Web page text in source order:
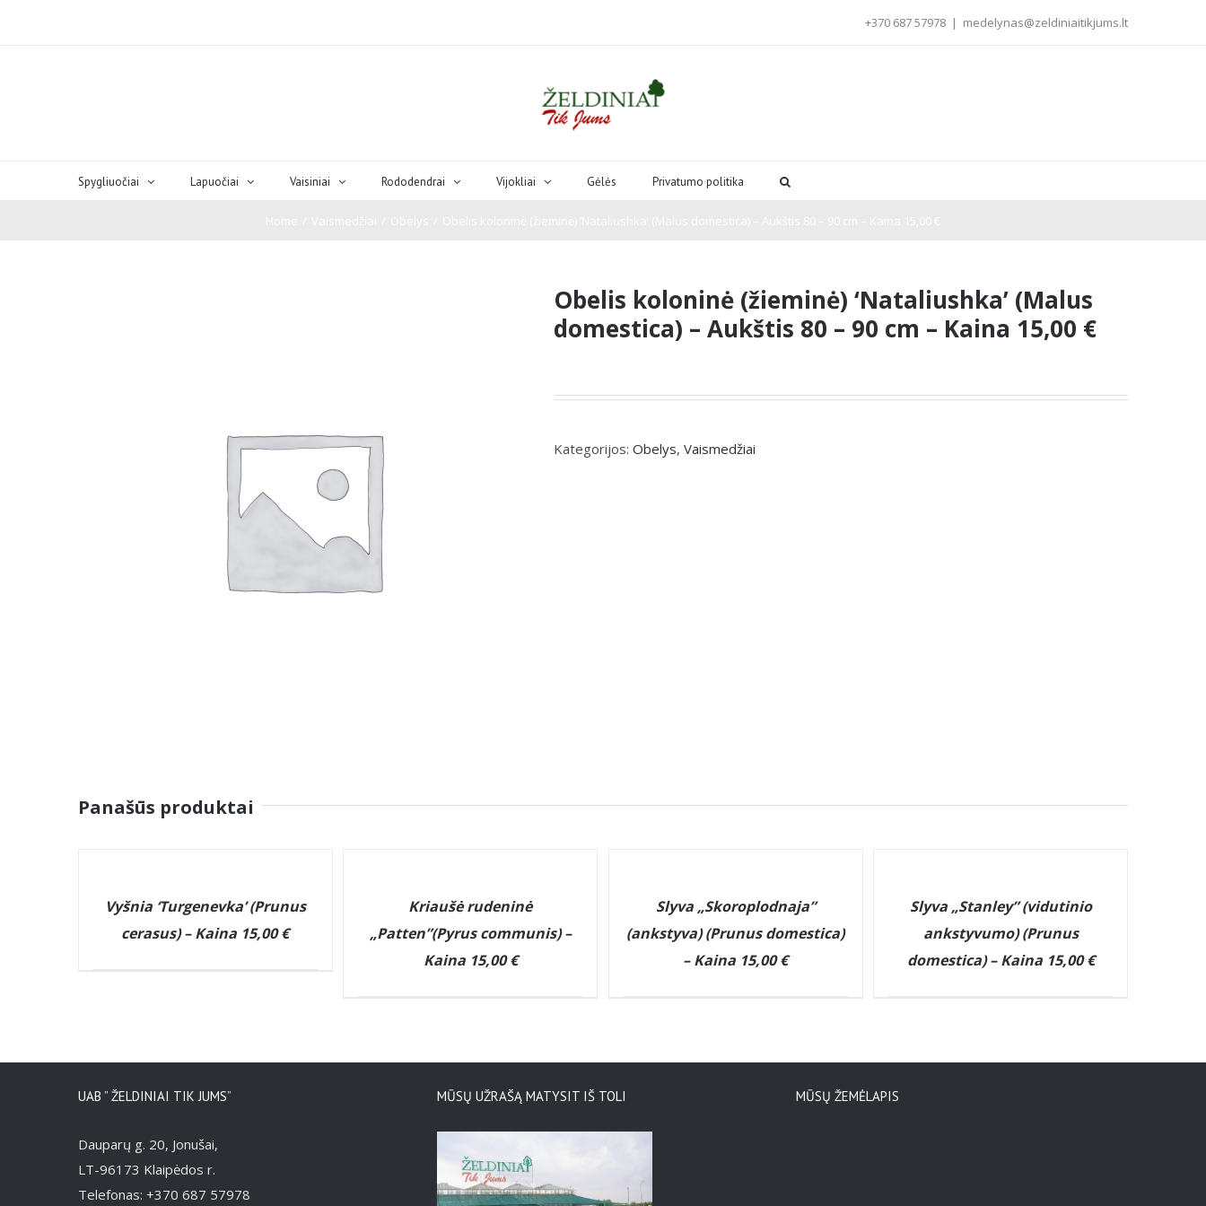
+370 687 57978 | medelynas@zeldiniaitikjums.lt
Spygliuočiai Lapuočiai Vaisiniai Rododendrai Vijokliai Gėlės Privatumo politika
Obelis koloninė (žieminė) ‘Nataliushka’ (Malus
domestica) – Aukštis 80 – 90 cm – Kaina 15,00 €
Kategorijos: Obelys, Vaismedžiai
Panašūs produktai
Vyšnia ‘Turgenevka’ (Prunus
cerasus) – Kaina 15,00 €
Kriaušė rudeninė
„Patten”(Pyrus communis) –
Kaina 15,00 €
Slyva „Skoroplodnaja”
(ankstyva) (Prunus domestica)
– Kaina 15,00 €
Slyva „Stanley” (vidutinio
ankstyvumo) (Prunus
domestica) – Kaina 15,00 €
UAB ” ŽELDINIAI TIK JUMS”
Dauparų g. 20, Jonušai,
LT-96173 Klaipėdos r.
Telefonas: +370 687 57978
MŪSŲ UŽRAŠĄ MATYSIT IŠ TOLI MŪSŲ ŽEMĖLAPIS